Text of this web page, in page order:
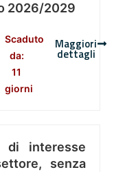
2026/2029
Scaduto
da:
11
giorni
Maggiori
dettagli
di interesse
senza